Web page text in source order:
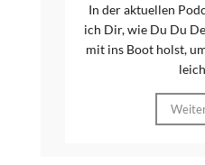
In der aktuellen
ich Dir, wie Du Du
mit ins Boot holst,